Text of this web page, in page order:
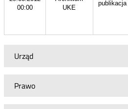
Urząd
Prawo
00:00
UKE
publikacja